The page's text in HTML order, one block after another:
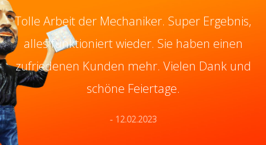
Tolle Arbeit der Mechaniker. Super Ergebnis,
alles funktioniert wieder. Sie haben einen
zufriedenen Kunden mehr. Vielen Dank und
schöne Feiertage.
- 12.02.2023